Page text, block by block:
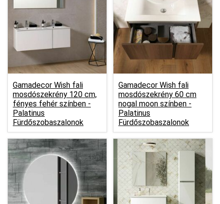
Gamadecor Wish fali
mosdószekrény 120 cm,
fényes fehér színben -
Palatinus
Fürdőszobaszalonok
Gamadecor Wish fali
mosdószekrény 60 cm
nogal moon színben -
Palatinus
Fürdőszobaszalonok